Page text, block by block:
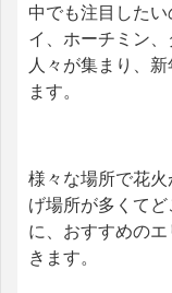
中でも注目したい
イ、ホーチミン
人々が集まり、
ます。
様々な場所で花火
げ場所が多くて
に、おすすめの
きます。